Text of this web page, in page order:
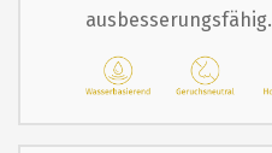
ausbesserungsfähig.